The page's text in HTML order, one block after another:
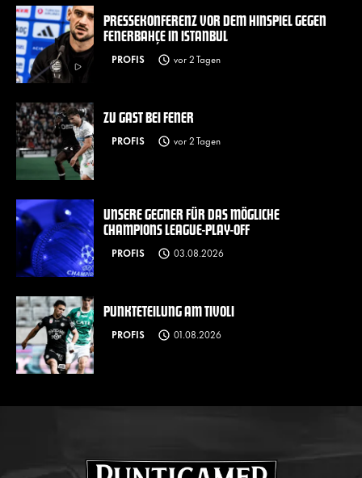
PRESSEKONFERENZ VOR DEM HINSPIEL GEGEN
FENERBAHÇE IN ISTANBUL
PROFIS vor 2 Tagen
ZU GAST BEI FENER
PROFIS vor 2 Tagen
UNSERE GEGNER FÜR DAS MÖGLICHE
CHAMPIONS LEAGUE-PLAY-OFF
PROFIS 03.08.2026
PUNKTETEILUNG AM TIVOLI
PROFIS 01.08.2026